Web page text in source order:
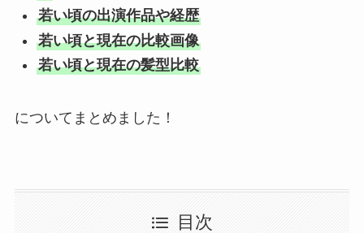
若い頃の出演作品や経歴
若い頃と現在の比較画像
若い頃と現在の髪型比較
についてまとめました！
目次